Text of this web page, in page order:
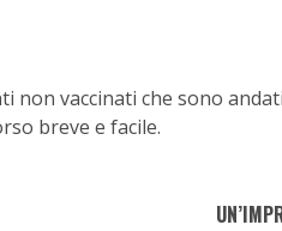
vaccinati che sono andati
breve e facile.